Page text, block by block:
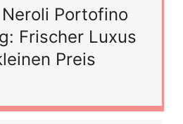
Portofino
Frischer Luxus
Preis